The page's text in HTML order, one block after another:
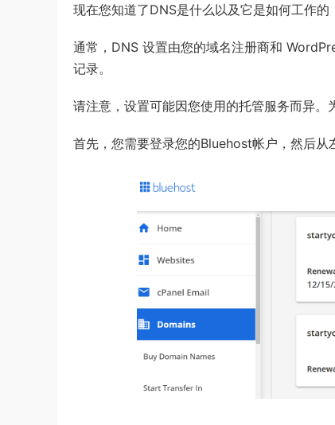
现在您知道了DNS是什么以及它是如何工作的
通常，DNS 设置由您的域名注册商和
记录。
请注意，设置可能因您使用的托管服务而异
首先，您需要登录您的Bluehost帐户，然后从